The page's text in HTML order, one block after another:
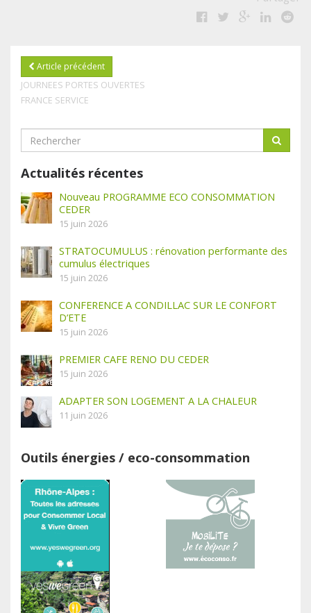
Article précédent
JOURNEES PORTES OUVERTES
FRANCE SERVICE
Actualités récentes
Nouveau PROGRAMME ECO CONSOMMATION
CEDER
15 juin 2026
STRATOCUMULUS : rénovation performante des
cumulus électriques
15 juin 2026
CONFERENCE A CONDILLAC SUR LE CONFORT
D’ETE
15 juin 2026
PREMIER CAFE RENO DU CEDER
15 juin 2026
ADAPTER SON LOGEMENT A LA CHALEUR
11 juin 2026
Outils énergies / eco-consommation